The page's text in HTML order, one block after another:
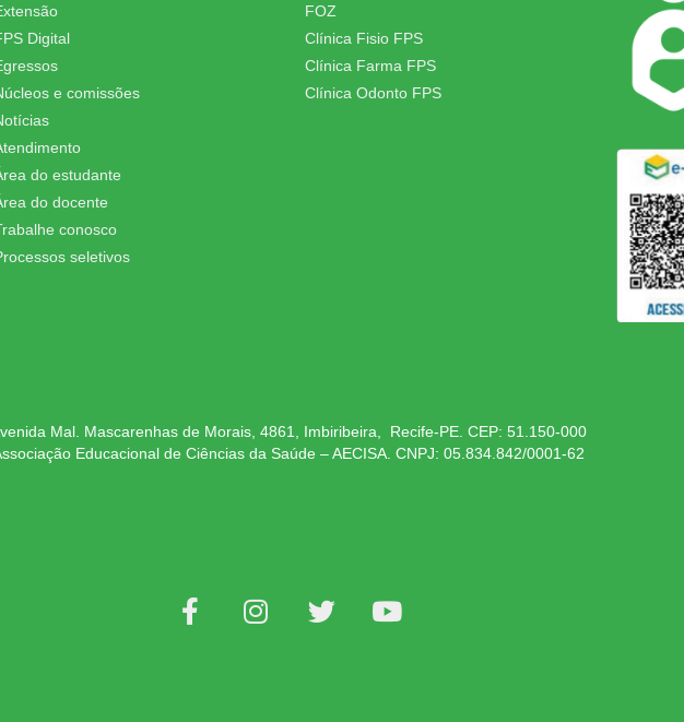
Digital
e comissões
do estudante
do docente
conosco
seletivos
FOZ
Clínica Fisio FPS
Clínica Farma FPS
Clínica Odonto FPS
Mal. Mascarenhas de Morais, 4861, Imbiribeira, Recife-PE. CEP: 51.150-000
Educacional de Ciências da Saúde – AECISA. CNPJ: 05.834.842/0001-62